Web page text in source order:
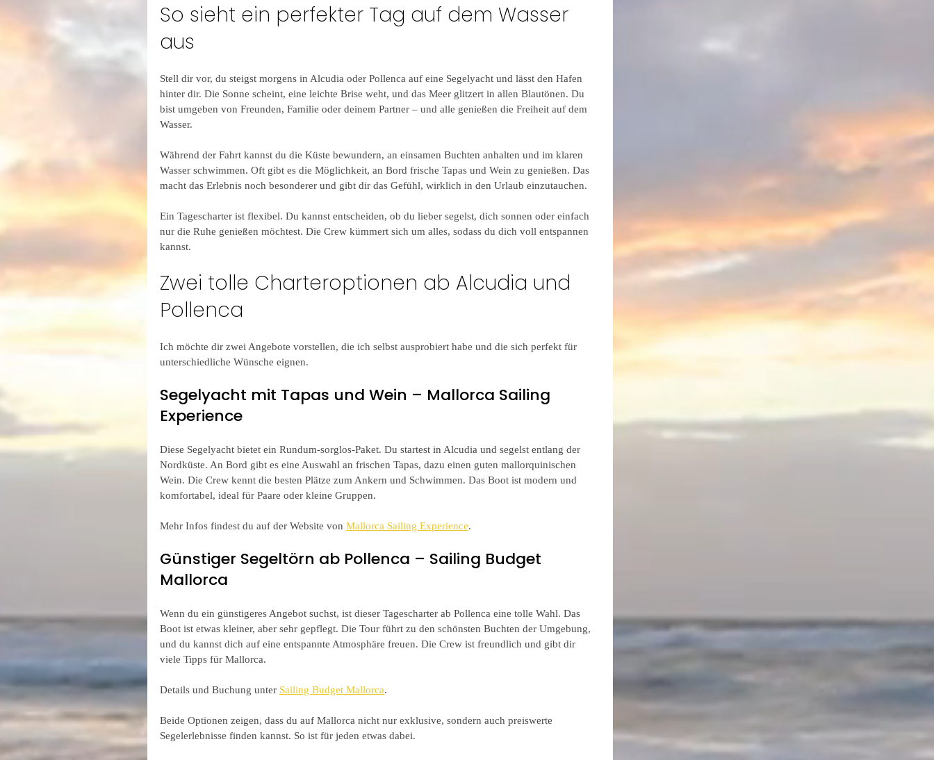
So sieht ein perfekter Tag auf dem Wasser
aus
Stell dir vor, du steigst morgens in Alcudia oder Pollenca auf eine Segelyacht und lässt den Hafen
hinter dir. Die Sonne scheint, eine leichte Brise weht, und das Meer glitzert in allen Blautönen. Du
bist umgeben von Freunden, Familie oder deinem Partner – und alle genießen die Freiheit auf dem
Wasser.
Während der Fahrt kannst du die Küste bewundern, an einsamen Buchten anhalten und im klaren
Wasser schwimmen. Oft gibt es die Möglichkeit, an Bord frische Tapas und Wein zu genießen. Das
macht das Erlebnis noch besonderer und gibt dir das Gefühl, wirklich in den Urlaub einzutauchen.
Ein Tagescharter ist flexibel. Du kannst entscheiden, ob du lieber segelst, dich sonnen oder einfach
nur die Ruhe genießen möchtest. Die Crew kümmert sich um alles, sodass du dich voll entspannen
kannst.
Zwei tolle Charteroptionen ab Alcudia und
Pollenca
Ich möchte dir zwei Angebote vorstellen, die ich selbst ausprobiert habe und die sich perfekt für
unterschiedliche Wünsche eignen.
Segelyacht mit Tapas und Wein – Mallorca Sailing
Experience
Diese Segelyacht bietet ein Rundum-sorglos-Paket. Du startest in Alcudia und segelst entlang der
Nordküste. An Bord gibt es eine Auswahl an frischen Tapas, dazu einen guten mallorquinischen
Wein. Die Crew kennt die besten Plätze zum Ankern und Schwimmen. Das Boot ist modern und
komfortabel, ideal für Paare oder kleine Gruppen.
Mehr Infos findest du auf der Website von Mallorca Sailing Experience.
Günstiger Segeltörn ab Pollenca – Sailing Budget
Mallorca
Wenn du ein günstigeres Angebot suchst, ist dieser Tagescharter ab Pollenca eine tolle Wahl. Das
Boot ist etwas kleiner, aber sehr gepflegt. Die Tour führt zu den schönsten Buchten der Umgebung,
und du kannst dich auf eine entspannte Atmosphäre freuen. Die Crew ist freundlich und gibt dir
viele Tipps für Mallorca.
Details und Buchung unter Sailing Budget Mallorca.
Beide Optionen zeigen, dass du auf Mallorca nicht nur exklusive, sondern auch preiswerte
Segelerlebnisse finden kannst. So ist für jeden etwas dabei.